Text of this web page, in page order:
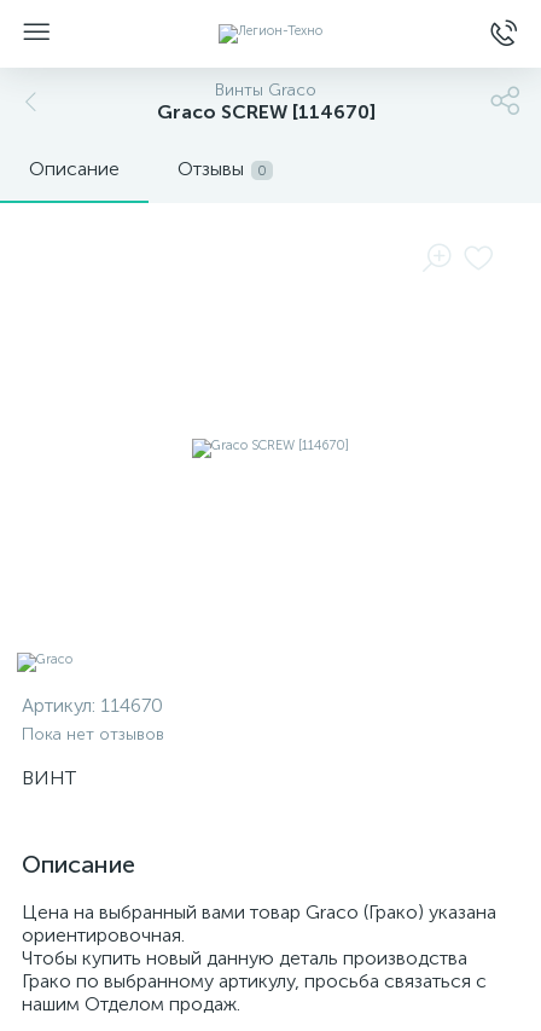
Винты Graco
Graco SCREW [114670]
Описание Отзывы 0
Артикул: 114670
Пока нет отзывов
ВИНТ
Описание
Цена на выбранный вами товар Graco (Грако) указана
ориентировочная.
Чтобы купить новый данную деталь производства
Грако по выбранному артикулу, просьба связаться с
нашим Отделом продаж.